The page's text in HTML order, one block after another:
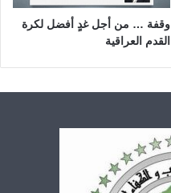
وقفة … من أجل غدٍ أفضل لكرة
القدم العراقية